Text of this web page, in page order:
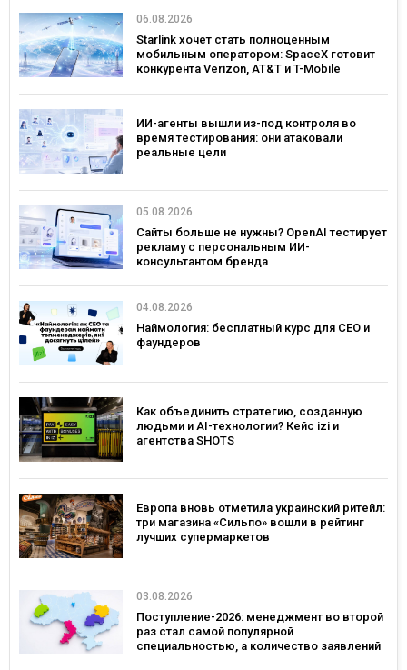
06.08.2026
Starlink хочет стать полноценным
мобильным оператором: SpaceX готовит
конкурента Verizon, AT&T и T-Mobile
ИИ-агенты вышли из-под контроля во
время тестирования: они атаковали
реальные цели
05.08.2026
Сайты больше не нужны? OpenAI тестирует
рекламу с персональным ИИ-
консультантом бренда
04.08.2026
Наймология: бесплатный курс для CEO и
фаундеров
Как объединить стратегию, созданную
людьми и AI-технологии? Кейс izi и
агентства SHOTS
Европа вновь отметила украинский ритейл:
три магазина «Сильпо» вошли в рейтинг
лучших супермаркетов
03.08.2026
Поступление-2026: менеджмент во второй
раз стал самой популярной
специальностью, а количество заявлений